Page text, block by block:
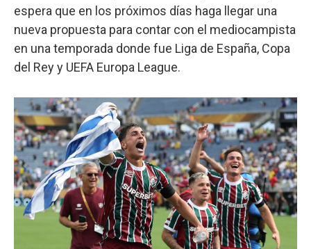
espera que en los próximos días haga llegar una
nueva propuesta para contar con el mediocampista
en una temporada donde fue Liga de España, Copa
del Rey y UEFA Europa League.